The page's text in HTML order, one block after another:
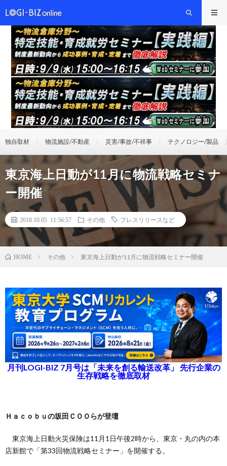
独自取材 物流施設/不動産 災害/事故/不祥事 テクノロジー/製品
東京海上日動が11月に物流戦略セミナ
ー開催
2018.10.05 11:56:57 その他 プレスリリースなど
HOME その他 東京海上日動が11月に物流戦略セミナー開催
月刊LOGI-BIZ 7月号は「未来を創る輸送改革」 先行企業の
生存戦略を徹底取材
Ｈａｃｏｂｕの坂田ＣＯＯらが登壇
東京海上日動火災保険は11月1日午後2時から、東京・丸の内の本
店新館で「第33回物流戦略セミナー」を開催する。